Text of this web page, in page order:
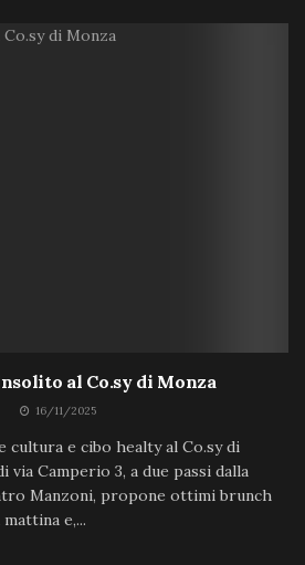
al Co.sy di Monza
16/11/2025
cultura e cibo healty al Co.sy di
via Camperio 3, a due passi dalla
Manzoni, propone ottimi brunch
e,...